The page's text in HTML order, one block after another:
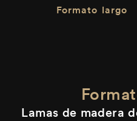
Formato largo
Lamas de madera